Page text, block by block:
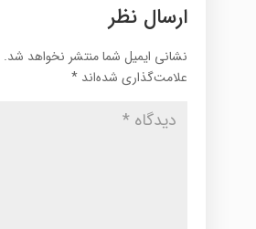
ارسال نظر
نشانی ایمیل شما منتشر نخواهد شد.
علامت‌گذاری شده‌اند *